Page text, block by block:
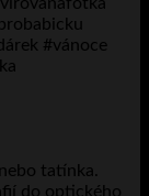
#vánoce